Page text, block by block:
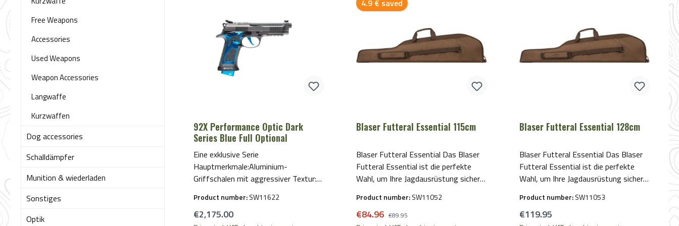
Free Weapons
Accessories
Used Weapons
Weapon Accessories
Langwaffe
Kurzwaffen
Dog accessories
Schalldämpfer
Munition & wiederladen
Sonstiges
Optik
92X Performance Optic Dark
Series Blue Full Optional
Eine exklusive Serie
Hauptmerkmale:Aluminium-
Griffschalen mit aggressiver Textur:
SchwarzFarbiger Abzug – passend zur
gewählten GriffschalenfarbeGraphite
Product number:SW11622
Regular price:
€2,175.00
4.9 € saved Discount
Blaser Futteral Essential 115cm
Blaser Futteral Essential Das Blaser
Futteral Essential ist die perfekte
Wahl, um Ihre Jagdausrüstung sicher
Material aus strapazierfähigem und
langlebigem Polyester sorgt für
Product number:SW11052
Sale price:
€84.96 Regular price:
€89.95
Blaser Futteral Essential 128cm
Blaser Futteral Essential Das Blaser
Futteral Essential ist die perfekte
Wahl, um Ihre Jagdausrüstung sicher
Material aus strapazierfähigem und
langlebigem Polyester sorgt für
Product number:SW11053
Regular price:
€119.95